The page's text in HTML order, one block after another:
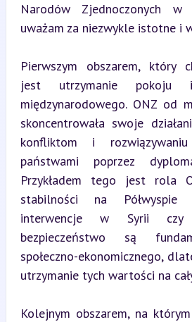
Narodów Zjednoczonych
uważam za niezwykle istotne i
Pierwszym obszarem, który
jest utrzymanie pokoju i
międzynarodowego. ONZ od
skoncentrowała swoje
konfliktom i
państwami poprzez
Przykładem tego jest rola
stabilności na Półwyspie
interwencje w Syrii
bezpieczeństwo są
społeczno-ekonomicznego,
utrzymanie tych wartości na
Kolejnym obszarem, na